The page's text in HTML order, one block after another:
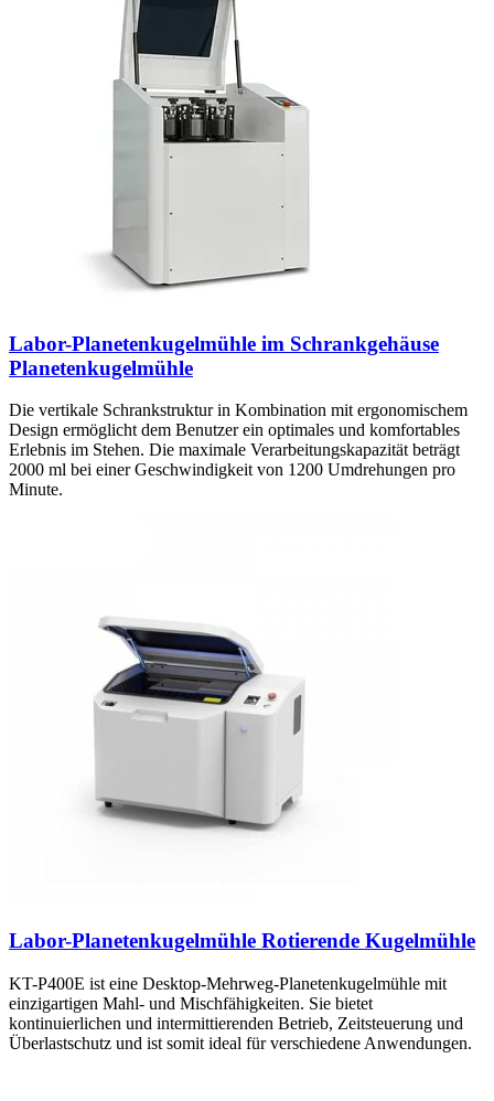
Labor-Planetenkugelmühle im Schrankgehäuse
Planetenkugelmühle
Die vertikale Schrankstruktur in Kombination mit ergonomischem
Design ermöglicht dem Benutzer ein optimales und komfortables
Erlebnis im Stehen. Die maximale Verarbeitungskapazität beträgt
2000 ml bei einer Geschwindigkeit von 1200 Umdrehungen pro
Minute.
Labor-Planetenkugelmühle Rotierende Kugelmühle
KT-P400E ist eine Desktop-Mehrweg-Planetenkugelmühle mit
einzigartigen Mahl- und Mischfähigkeiten. Sie bietet
kontinuierlichen und intermittierenden Betrieb, Zeitsteuerung und
Überlastschutz und ist somit ideal für verschiedene Anwendungen.